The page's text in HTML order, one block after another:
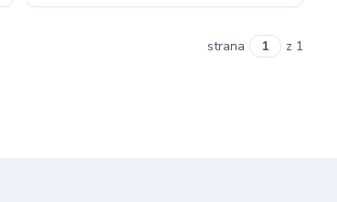
strana z 1